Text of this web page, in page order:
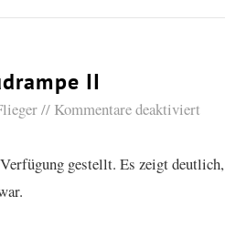
II
Kommentare deaktiviert
gestellt. Es zeigt deutlich,